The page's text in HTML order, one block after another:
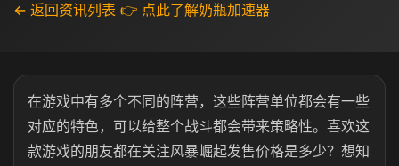
← 返回资讯列表 👉 点此了解奶瓶加速器
在游戏中有多个不同的阵营，这些阵营单位都会有一些
对应的特色，可以给整个战斗都会带来策略性。喜欢这
款游戏的朋友都在关注风暴崛起发售价格是多少？想知